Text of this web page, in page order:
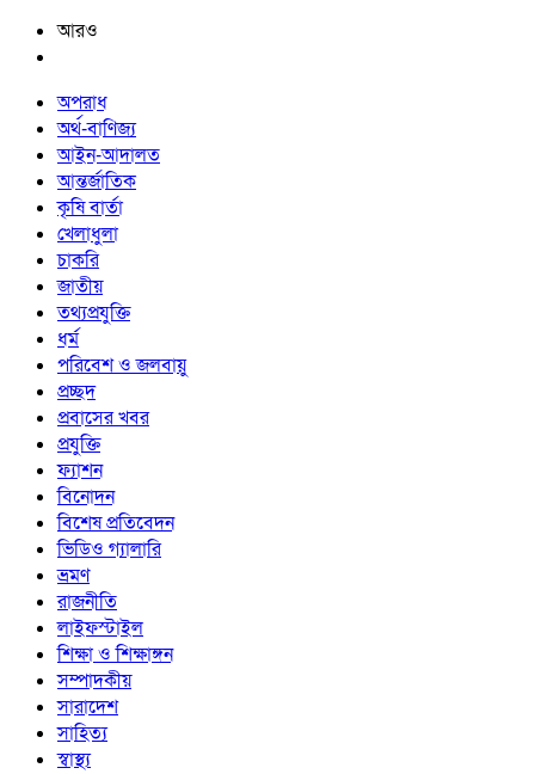
আরও
অপরাধ
অর্থ-বাণিজ্য
আইন-আদালত
আন্তর্জাতিক
কৃষি বার্তা
খেলাধুলা
চাকরি
জাতীয়
তথ্যপ্রযুক্তি
ধর্ম
পরিবেশ ও জলবায়ু
প্রচ্ছদ
প্রবাসের খবর
প্রযুক্তি
ফ্যাশন
বিনোদন
বিশেষ প্রতিবেদন
ভিডিও গ্যালারি
ভ্রমণ
রাজনীতি
লাইফস্টাইল
শিক্ষা ও শিক্ষাঙ্গন
সম্পাদকীয়
সারাদেশ
সাহিত্য
স্বাস্থ্য